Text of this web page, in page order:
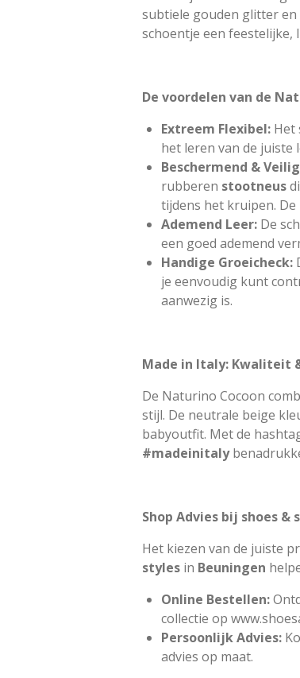
subtiele gouden glitter
schoentje een feestelijke,
De voordelen van de
Extreem Flexibel: Het
het leren van de juiste
Beschermend &
rubberen stootneus
tijdens het kruipen. De
Ademend Leer: De
een goed ademend
Handige Groeicheck:
je eenvoudig kunt
aanwezig is.
Made in Italy: Kwaliteit
De Naturino Cocoon
stijl. De neutrale beige
babyoutfit. Met de
#madeinitaly
Shop Advies bij shoes &
Het kiezen van de juiste
styles in Beuningen
Online Bestellen:
collectie op
Persoonlijk Advies:
advies op maat.